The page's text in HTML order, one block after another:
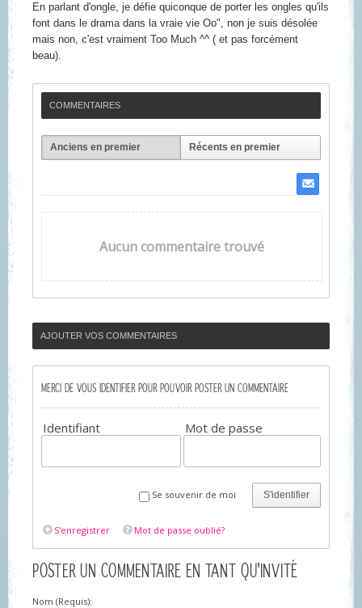
En parlant d'ongle, je défie quiconque de porter les ongles qu'ils
font dans le drama dans la vraie vie Oo", non je suis désolée
mais non, c'est vraiment Too Much ^^ ( et pas forcément
beau).
COMMENTAIRES
Anciens en premier Récents en premier
Aucun commentaire trouvé
AJOUTER VOS COMMENTAIRES
MERCI DE VOUS IDENTIFIER POUR POUVOIR POSTER UN COMMENTAIRE
Identifiant Mot de passe
S'identifier
Se souvenir de moi
S'enregistrer Mot de passe oublié?
POSTER UN COMMENTAIRE EN TANT QU'INVITÉ
Nom (Requis):